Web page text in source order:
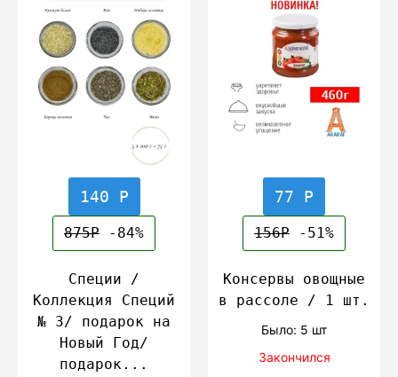
140 Р
875Р -84%
Специи /
Коллекция Специй
№ 3/ подарок на
Новый Год/
подарок...
77 Р
156Р -51%
Консервы овощные
в рассоле / 1 шт.
Было: 5 шт
Закончился